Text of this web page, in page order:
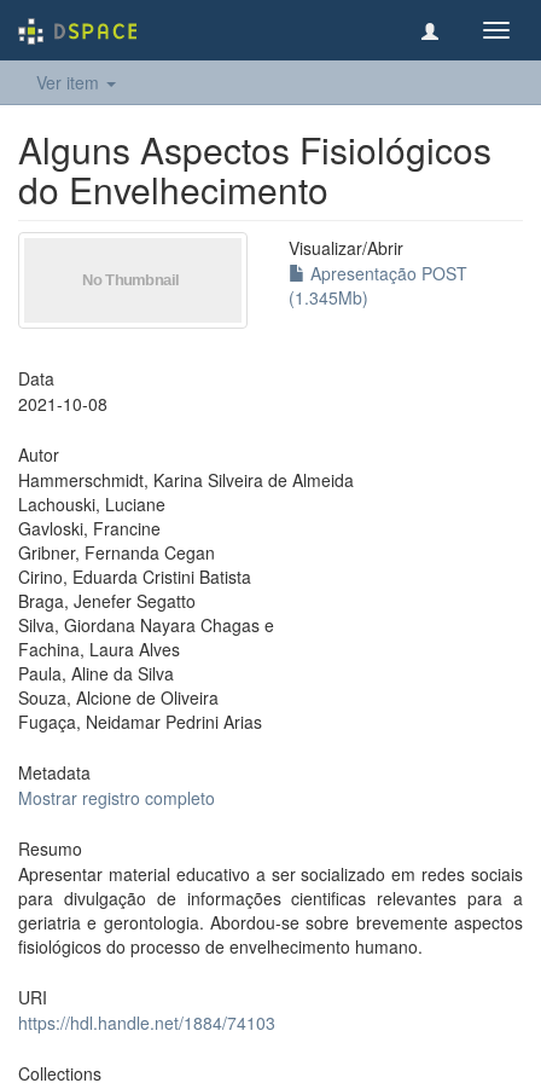
Ver item
Alguns Aspectos Fisiológicos
do Envelhecimento
Visualizar/Abrir
Apresentação POST
(1.345Mb)
Data
2021-10-08
Autor
Hammerschmidt, Karina Silveira de Almeida
Lachouski, Luciane
Gavloski, Francine
Gribner, Fernanda Cegan
Cirino, Eduarda Cristini Batista
Braga, Jenefer Segatto
Silva, Giordana Nayara Chagas e
Fachina, Laura Alves
Paula, Aline da Silva
Souza, Alcione de Oliveira
Fugaça, Neidamar Pedrini Arias
Metadata
Mostrar registro completo
Resumo
Apresentar material educativo a ser socializado em redes sociais
para divulgação de informações cientificas relevantes para a
geriatria e gerontologia. Abordou-se sobre brevemente aspectos
fisiológicos do processo de envelhecimento humano.
URI
https://hdl.handle.net/1884/74103
Collections